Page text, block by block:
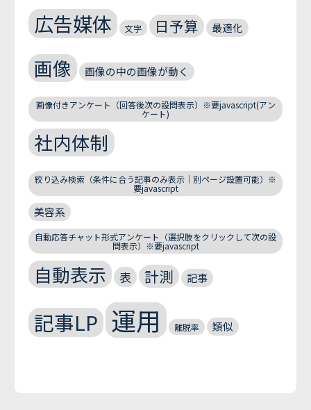
広告媒体 文字 日予算 最適化
画像 画像の中の画像が動く
画像付きアンケート（回答後次の設問表示）※要javascript(アン
ケート)
社内体制
絞り込み検索（条件に合う記事のみ表示｜別ページ設置可能）※
要javascript
美容系
自動応答チャット形式アンケート（選択肢をクリックして次の設
問表示）※要javascript
自動表示 表 計測 記事
記事LP 運用 離脱率 類似